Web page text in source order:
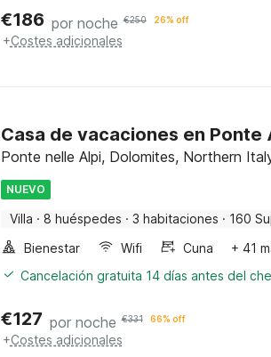
€186 por noche €250 26% off
+Costes adicionales
Casa de vacaciones en Ponte
Ponte nelle Alpi, Dolomites, Northern
NUEVO
Villa · 8 huéspedes · 3 habitaciones · 160
Bienestar
Wifi Cuna
+ 41
Cancelación gratuita 14 días antes del
€127 por noche €331 66% off
+Costes adicionales